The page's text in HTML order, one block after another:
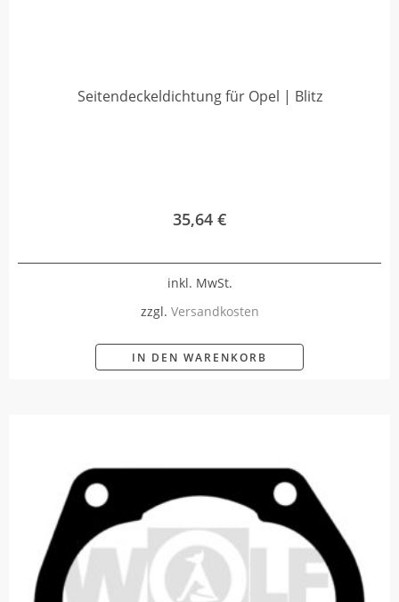
Seitendeckeldichtung für Opel | Blitz
35,64 €
inkl. MwSt.
zzgl. Versandkosten
IN DEN WARENKORB